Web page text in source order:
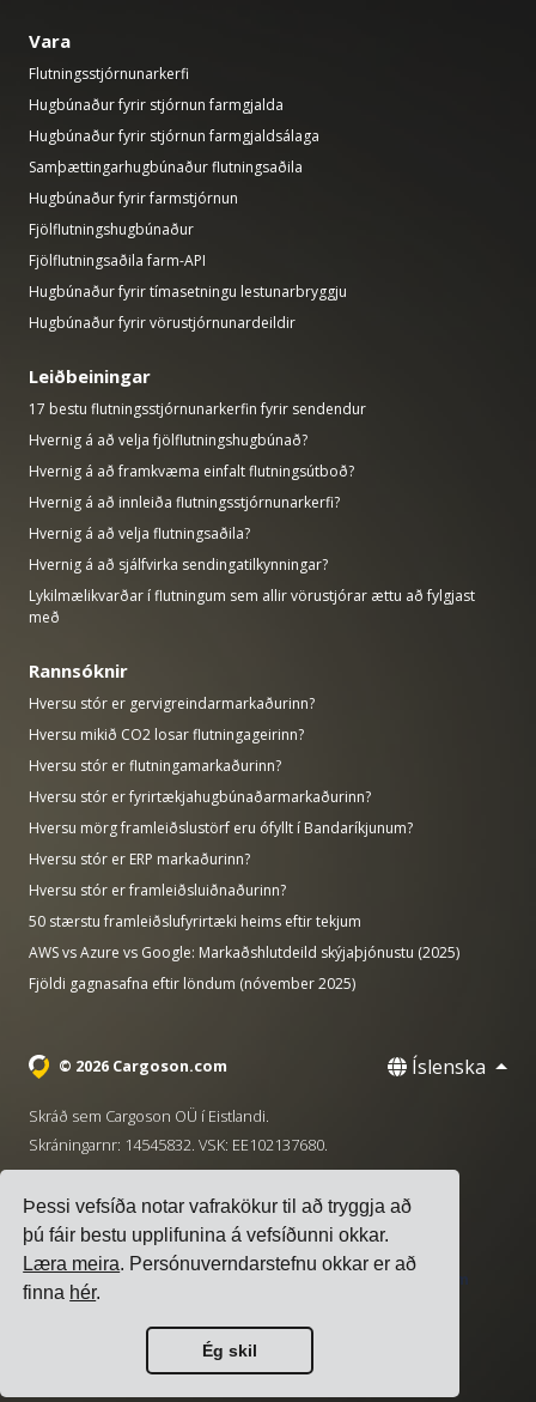
Þessi vefsíða notar vafrakökur til að tryggja að
þú fáir bestu upplifunina á vefsíðunni okkar.
Læra meira. Persónuverndarstefnu okkar er að
finna hér.
Ég skil
Vara
Flutningsstjórnunarkerfi
Hugbúnaður fyrir stjórnun farmgjalda
Hugbúnaður fyrir stjórnun farmgjaldsálaga
Samþættingarhugbúnaður flutningsaðila
Hugbúnaður fyrir farmstjórnun
Fjölflutningshugbúnaður
Fjölflutningsaðila farm-API
Hugbúnaður fyrir tímasetningu lestunarbryggju
Hugbúnaður fyrir vörustjórnunardeildir
Leiðbeiningar
17 bestu flutningsstjórnunarkerfin fyrir sendendur
Hvernig á að velja fjölflutningshugbúnað?
Hvernig á að framkvæma einfalt flutningsútboð?
Hvernig á að innleiða flutningsstjórnunarkerfi?
Hvernig á að velja flutningsaðila?
Hvernig á að sjálfvirka sendingatilkynningar?
Lykilmælikvarðar í flutningum sem allir vörustjórar ættu að fylgjast
með
Rannsóknir
Hversu stór er gervigreindarmarkaðurinn?
Hversu mikið CO2 losar flutningageirinn?
Hversu stór er flutningamarkaðurinn?
Hversu stór er fyrirtækjahugbúnaðarmarkaðurinn?
Hversu mörg framleiðslustörf eru ófyllt í Bandaríkjunum?
Hversu stór er ERP markaðurinn?
Hversu stór er framleiðsluiðnaðurinn?
50 stærstu framleiðslufyrirtæki heims eftir tekjum
AWS vs Azure vs Google: Markaðshlutdeild skýjaþjónustu (2025)
Fjöldi gagnasafna eftir löndum (nóvember 2025)
© 2026 Cargoson.com Íslenska
Skráð sem Cargoson OÜ í Eistlandi.
Skráningarnr: 14545832. VSK: EE102137680.
+372 5555 0028
· hello@cargoson.com
Þjónustuskilmálar
Stefna um
vafrakökur